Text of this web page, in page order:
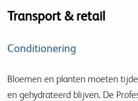
Transport & retail
Conditionering
Bloemen en planten moeten
en gehydrateerd blijven. De